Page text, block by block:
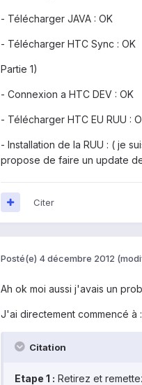
- Télécharger JAVA : OK
- Télécharger HTC Sync : OK
Partie 1)
- Connexion a HTC DEV : OK
- Télécharger HTC EU RUU :
- Installation de la RUU : ( je
propose de faire un update
Citer
Posté(e) 4 décembre 2012
Ah ok moi aussi j'avais un
J'ai directement commencé à :
Citation
Etape 1 : Retirez et